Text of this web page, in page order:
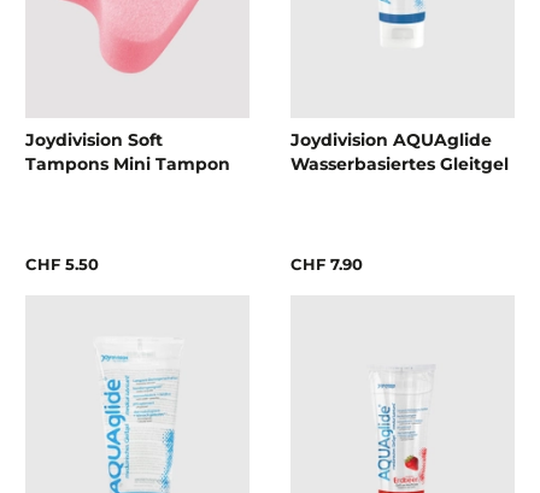
Joydivision Soft
Tampons Mini Tampon
CHF 5.50
Joydivision AQUAglide
Wasserbasiertes Gleitgel
CHF 7.90